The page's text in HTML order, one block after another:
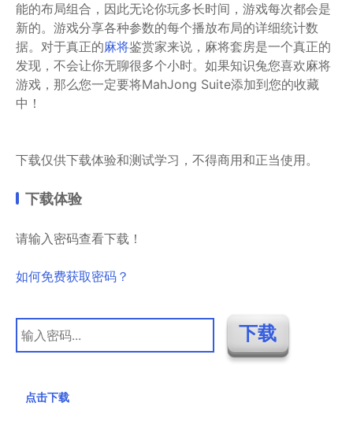
能的布局组合，因此无论你玩多长时间，游戏每次都会是
新的。游戏分享各种参数的每个播放布局的详细统计数
据。对于真正的麻将鉴赏家来说，麻将套房是一个真正的
发现，不会让你无聊很多个小时。如果知识兔您喜欢麻将
游戏，那么您一定要将MahJong Suite添加到您的收藏
中！
下载仅供下载体验和测试学习，不得商用和正当使用。
下载体验
请输入密码查看下载！
如何免费获取密码？
点击下载